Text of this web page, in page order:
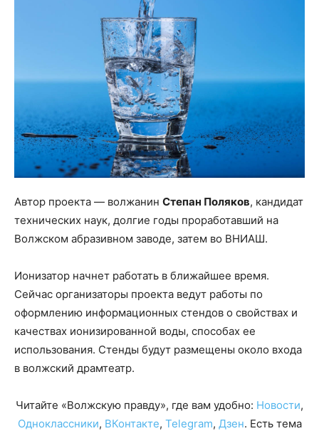
Автор проекта — волжанин Степан Поляков, кандидат
технических наук, долгие годы проработавший на
Волжском абразивном заводе, затем во ВНИАШ.
Ионизатор начнет работать в ближайшее время.
Сейчас организаторы проекта ведут работы по
оформлению информационных стендов о свойствах и
качествах ионизированной воды, способах ее
использования. Стенды будут размещены около входа
в волжский драмтеатр.
Читайте «Волжскую правду», где вам удобно: Новости,
Одноклассники, ВКонтакте, Telegram, Дзен. Есть тема